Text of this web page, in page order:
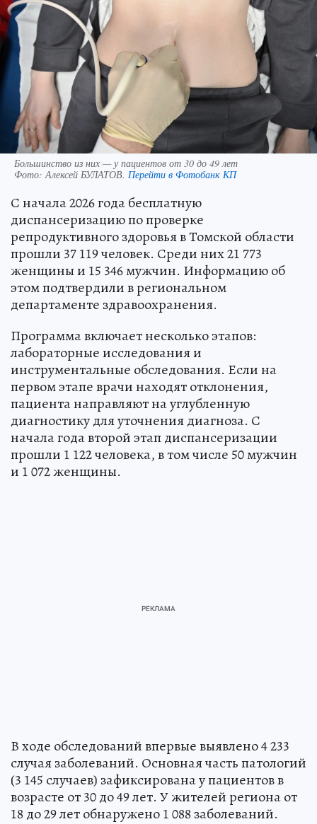
Большинство из них — у пациентов от 30 до 49 лет
Фото: Алексей БУЛАТОВ. Перейти в Фотобанк КП
С начала 2026 года бесплатную
диспансеризацию по проверке
репродуктивного здоровья в Томской области
прошли 37 119 человек. Среди них 21 773
женщины и 15 346 мужчин. Информацию об
этом подтвердили в региональном
департаменте здравоохранения.
Программа включает несколько этапов:
лабораторные исследования и
инструментальные обследования. Если на
первом этапе врачи находят отклонения,
пациента направляют на углубленную
диагностику для уточнения диагноза. С
начала года второй этап диспансеризации
прошли 1 122 человека, в том числе 50 мужчин
и 1 072 женщины.
В ходе обследований впервые выявлено 4 233
случая заболеваний. Основная часть патологий
(3 145 случаев) зафиксирована у пациентов в
возрасте от 30 до 49 лет. У жителей региона от
18 до 29 лет обнаружено 1 088 заболеваний.